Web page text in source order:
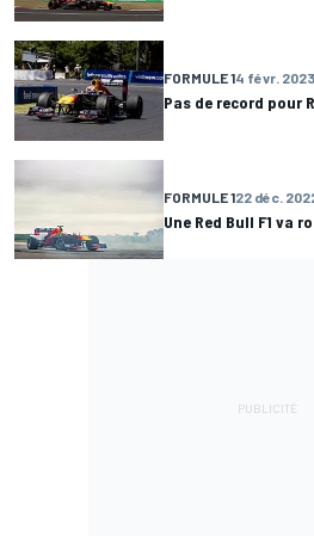
FORMULE 14 févr. 2023
Pas de record pour
FORMULE 122 déc.
Une Red Bull F1 va